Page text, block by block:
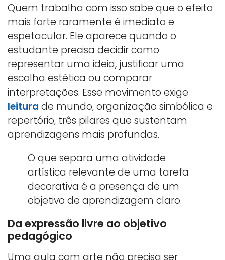
Quem trabalha com isso sabe que o efeito
mais forte raramente é imediato e
espetacular. Ele aparece quando o
estudante precisa decidir como
representar uma ideia, justificar uma
escolha estética ou comparar
interpretações. Esse movimento exige
leitura de mundo, organização simbólica e
repertório, três pilares que sustentam
aprendizagens mais profundas.
O que separa uma atividade
artística relevante de uma tarefa
decorativa é a presença de um
objetivo de aprendizagem claro.
Da expressão livre ao objetivo
pedagógico
Uma aula com arte não precisa ser